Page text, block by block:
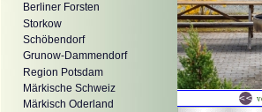
Berliner Forsten
Storkow
Schöbendorf
Grunow-Dammendorf
Region Potsdam
Märkische Schweiz
Märkisch Oderland